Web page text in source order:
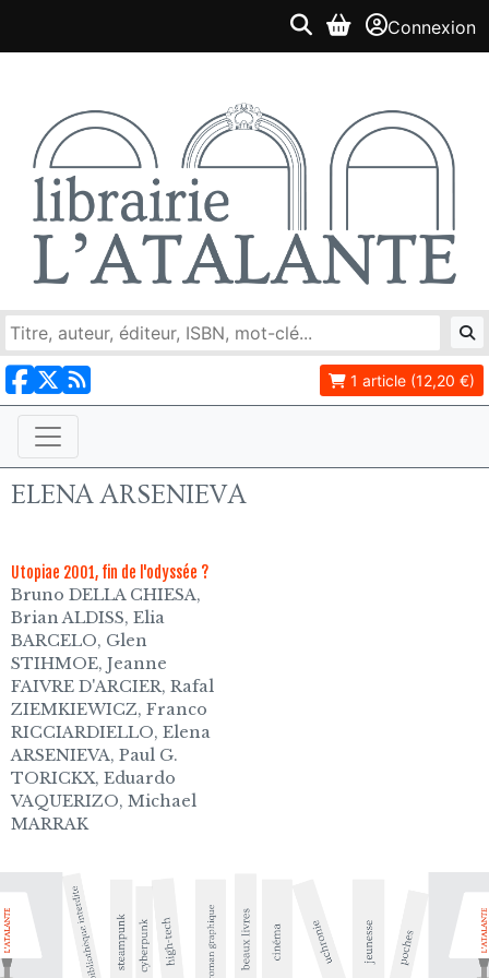
Connexion
1 article (12,20 €)
ELENA ARSENIEVA
Utopiae 2001, fin de l'odyssée ?
Bruno DELLA CHIESA,
Brian ALDISS, Elia
BARCELO, Glen
STIHMOE, Jeanne
FAIVRE D'ARCIER, Rafal
ZIEMKIEWICZ, Franco
RICCIARDIELLO, Elena
ARSENIEVA, Paul G.
TORICKX, Eduardo
VAQUERIZO, Michael
MARRAK